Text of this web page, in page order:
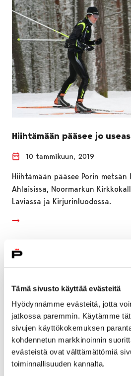
Tämä sivusto käyttää evästeitä
Hyödynnämme evästeitä, jotta
jatkossa paremmin. Käytämme
sivujen käyttökokemuksen
kohdennetun markkinoinnin
evästeistä ovat välttämättömiä
toiminnallisuuden kannalta.
Hiihtämään pääsee jo
10 tammikuun, 2019
Hiihtämään pääsee Porin metsän
Ahlaisissa, Noormarkun
Laviassa ja Kirjurinluodossa.